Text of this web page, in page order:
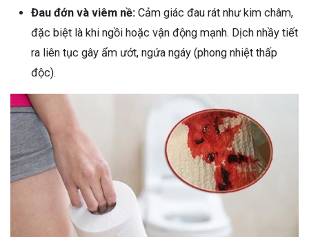
Đau đớn và viêm nề: Cảm giác đau rát như kim châm,
đặc biệt là khi ngồi hoặc vận động mạnh. Dịch nhầy tiết
ra liên tục gây ẩm ướt, ngứa ngáy (phong nhiệt thấp
độc).